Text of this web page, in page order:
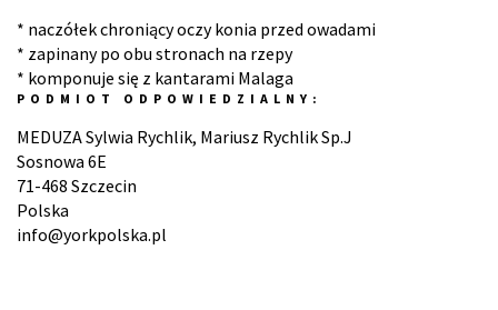
* naczółek chroniący oczy konia przed owadami
* zapinany po obu stronach na rzepy
* komponuje się z kantarami Malaga
PODMIOT ODPOWIEDZIALNY:
MEDUZA Sylwia Rychlik, Mariusz Rychlik Sp.J
Sosnowa 6E
71-468 Szczecin
Polska
info@yorkpolska.pl